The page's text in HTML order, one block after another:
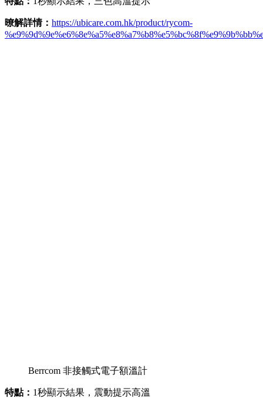
暸解詳情： https://ubicare.com.hk/product/rycom-
Berrcom 非接觸式電子額溫計
特點： 1秒顯示結果，震動提示高溫